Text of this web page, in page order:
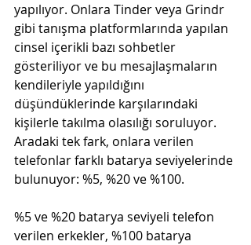
yapılıyor. Onlara Tinder veya Grindr
gibi tanışma platformlarında yapılan
cinsel içerikli bazı sohbetler
gösteriliyor ve bu mesajlaşmaların
kendileriyle yapıldığını
düşündüklerinde karşılarındaki
kişilerle takılma olasılığı soruluyor.
Aradaki tek fark, onlara verilen
telefonlar farklı batarya seviyelerinde
bulunuyor: %5, %20 ve %100.
%5 ve %20 batarya seviyeli telefon
verilen erkekler, %100 batarya